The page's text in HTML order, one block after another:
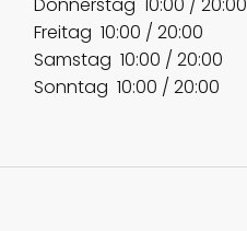
​Freitag ​​10:00 / 20:00
​Samstag 10:00 / 20:00
​Sonntag 10:00 / 20:00